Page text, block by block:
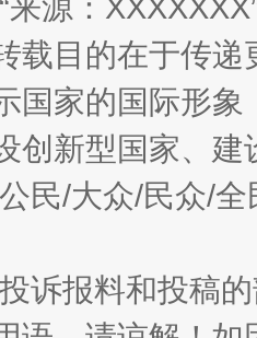
来源：
载目的在于传
国家的国际形
创新型国家、
民/大众/民众/
诉报料和投稿